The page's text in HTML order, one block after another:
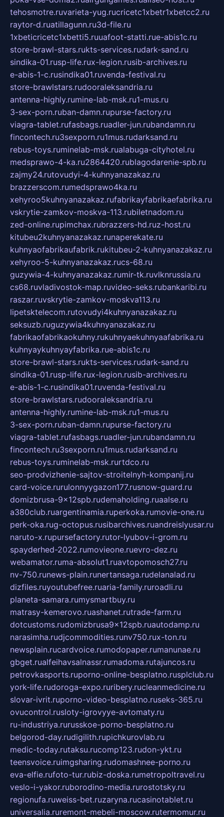
tehosmotre.ruvarieta-yug.rucricetc1xbetr1xbetcc2.ru
raytor-d.ruatillagunn.ru3d-file.ru
1xbeticricetc1xbetti5.ruuafoot-statti.rue-abis1c.ru
store-brawl-stars.rukts-services.rudark-sand.ru
sindika-01.rusp-life.rux-legion.rusib-archives.ru
e-abis-1-c.rusindika01.ruvenda-festival.ru
store-brawlstars.rudooraleksandria.ru
antenna-highly.rumine-lab-msk.ru1-mus.ru
3-sex-porn.ruban-damn.rupurse-factory.ru
viagra-tablet.rufasbags.ruadler-jun.rubandamn.ru
fincontech.ru3sexporn.ru1mus.rudarksand.ru
rebus-toys.ruminelab-msk.rualabuga-cityhotel.ru
medsprawo-4-ka.ru2864420.rublagodarenie-spb.ru
zajmy24.rutovudyi-4-kuhnyanazakaz.ru
brazzerscom.rumedsprawo4ka.ru
xehyroo5kuhnyanazakaz.rufabrikayfabrikaefabrika.ru
vskrytie-zamkov-moskva-113.rubiletnadom.ru
zed-online.rupimchax.rubrazzers-hd.ruz-host.ru
kitubeu2kuhnyanazakaz.runaperekate.ru
kuhnyaofabrikaufabrik.rukitubeu-2-kuhnyanazakaz.ru
xehyroo-5-kuhnyanazakaz.rucs-68.ru
guzywia-4-kuhnyanazakaz.rumir-tk.ruvlknrussia.ru
cs68.ruvladivostok-map.ruvideo-seks.rubankaribi.ru
raszar.ruvskrytie-zamkov-moskva113.ru
lipetsktelecom.rutovudyi4kuhnyanazakaz.ru
seksuzb.ruguzywia4kuhnyanazakaz.ru
fabrikaofabrikaokuhny.rukuhnyaekuhnyaafabrika.ru
kuhnyaykuhnyayfabrika.rue-abis1c.ru
store-brawl-stars.rukts-services.rudark-sand.ru
sindika-01.rusp-life.rux-legion.rusib-archives.ru
e-abis-1-c.rusindika01.ruvenda-festival.ru
store-brawlstars.rudooraleksandria.ru
antenna-highly.rumine-lab-msk.ru1-mus.ru
3-sex-porn.ruban-damn.rupurse-factory.ru
viagra-tablet.rufasbags.ruadler-jun.rubandamn.ru
fincontech.ru3sexporn.ru1mus.rudarksand.ru
rebus-toys.ruminelab-msk.rurtdco.ru
seo-prodvizhenie-sajtov-stroitelnyh-kompanij.ru
card-voice.rurulonnyygazon177.rusnow-guard.ru
domizbrusa-9x12spb.rudemaholding.ruaalse.ru
a380club.ruargentinamia.ruperkoka.rumovie-one.ru
perk-oka.rug-octopus.rusibarchives.ruandreislyusar.ru
naruto-x.rupursefactory.rutor-lyubov-i-grom.ru
spayderhed-2022.rumovieone.ruevro-dez.ru
webamator.ruma-absolut1.ruavtopomosch27.ru
nv-750.runews-plain.runertansaga.rudelanalad.ru
dizfiles.ruyoutubefree.ruaria-family.ruroadli.ru
planeta-samara.rumysmartbuy.ru
matrasy-kemerovo.ruashanet.rutrade-farm.ru
dotcustoms.rudomizbrusa9x12spb.ruautodamp.ru
narasimha.rudjcommodities.runv750.rux-ton.ru
newsplain.rucardvoice.rumodopaper.rumanunae.ru
gbget.rualfeihavsalnassr.rumadoma.rutajuncos.ru
petrovkasports.ruporno-online-besplatno.rusplclub.ru
york-life.rudoroga-expo.ruribery.rucleanmedicine.ru
slovar-ivrit.ruporno-video-besplatno.ruseks-365.ru
ovucontrol.rusloty-igrovyye-avtomaty.ru
ru-industriya.rurusskoe-porno-besplatno.ru
belgorod-day.rudigilith.rupichkurovlab.ru
medic-today.rutaksu.rucomp123.rudon-ykt.ru
teensvoice.ruimgsharing.rudomashnee-porno.ru
eva-elfie.rufoto-tur.rubiz-doska.rumetropoltravel.ru
veslo-i-yakor.ruborodino-media.rurostotsky.ru
regionufa.ruweiss-bet.ruzaryna.rucasinotablet.ru
universalia.ruremont-mebeli-moscow.rutermomur.ru